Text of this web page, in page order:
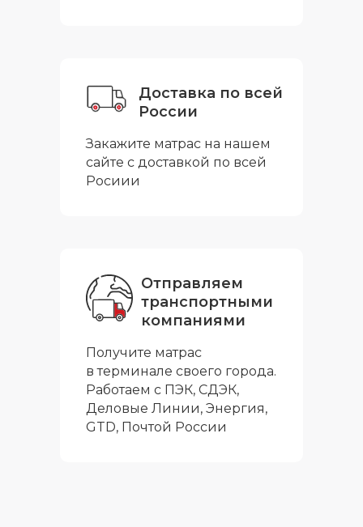
Доставка по всей
России
Закажите матрас на нашем
сайте с доставкой по всей
Росиии
Отправляем
транспортными
компаниями
Получите матрас
в терминале своего города.
Работаем с ПЭК, СДЭК,
Деловые Линии, Энергия,
GTD, Почтой России